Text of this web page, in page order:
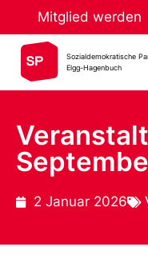
Mitglied werden
Sozialdemokratische
Elgg-Hagenbuch
2 Januar 2026